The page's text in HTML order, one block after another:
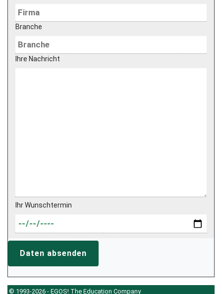
Branche
Ihre Nachricht
Ihr Wunschtermin
Daten absenden
© 1993-2026 - EGOS! The Education Company